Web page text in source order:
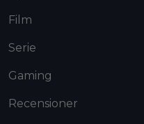
Film
Serie
Gaming
Recensioner